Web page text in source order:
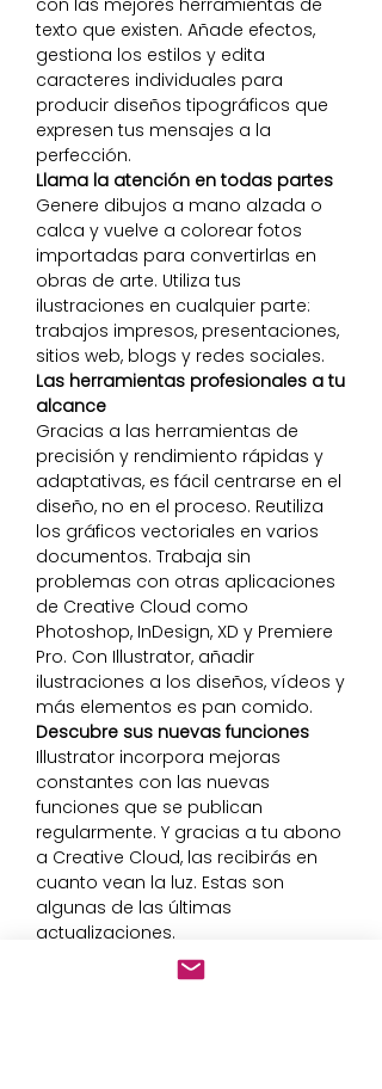
con las mejores herramientas de
texto que existen. Añade efectos,
gestiona los estilos y edita
caracteres individuales para
producir diseños tipográficos que
expresen tus mensajes a la
perfección.
Llama la atención en todas partes
Genere dibujos a mano alzada o
calca y vuelve a colorear fotos
importadas para convertirlas en
obras de arte. Utiliza tus
ilustraciones en cualquier parte:
trabajos impresos, presentaciones,
sitios web, blogs y redes sociales.
Las herramientas profesionales a tu
alcance
Gracias a las herramientas de
precisión y rendimiento rápidas y
adaptativas, es fácil centrarse en el
diseño, no en el proceso. Reutiliza
los gráficos vectoriales en varios
documentos. Trabaja sin
problemas con otras aplicaciones
de Creative Cloud como
Photoshop, InDesign, XD y Premiere
Pro. Con Illustrator, añadir
ilustraciones a los diseños, vídeos y
más elementos es pan comido.
Descubre sus nuevas funciones
Illustrator incorpora mejoras
constantes con las nuevas
funciones que se publican
regularmente. Y gracias a tu abono
a Creative Cloud, las recibirás en
cuanto vean la luz. Estas son
algunas de las últimas
actualizaciones.
Ahorra tiempo modificando texto u